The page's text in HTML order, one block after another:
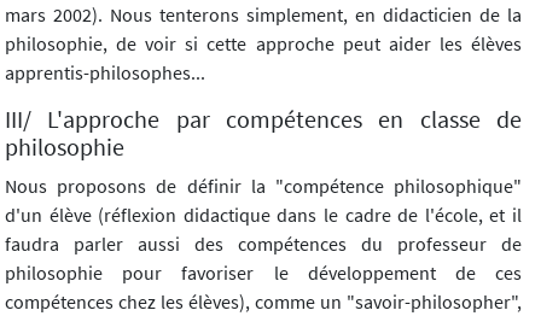
mars 2002). Nous tenterons simplement, en didacticien de la
philosophie, de voir si cette approche peut aider les élèves
apprentis-philosophes...
III/ L'approche par compétences en classe de
philosophie
Nous proposons de définir la "compétence philosophique"
d'un élève (réflexion didactique dans le cadre de l'école, et il
faudra parler aussi des compétences du professeur de
philosophie pour favoriser le développement de ces
compétences chez les élèves), comme un "savoir-philosopher",